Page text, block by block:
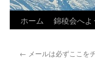
ホーム 錦稜会へよ
← メールは必ずここを